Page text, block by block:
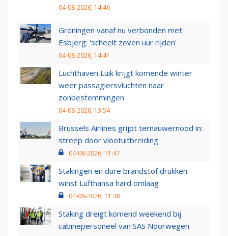
04-08-2026, 14:46
Groningen vanaf nu verbonden met
Esbjerg: 'scheelt zeven uur rijden'
04-08-2026, 14:41
Luchthaven Luik krijgt komende winter
weer passagiersvluchten naar
zonbestemmingen
04-08-2026, 13:54
Brussels Airlines grijpt ternauwernood in:
streep door vlootuitbreiding
04-08-2026, 11:47
Stakingen en dure brandstof drukken
winst Lufthansa hard omlaag
04-08-2026, 11:38
Staking dreigt komend weekend bij
cabinepersoneel van SAS Noorwegen